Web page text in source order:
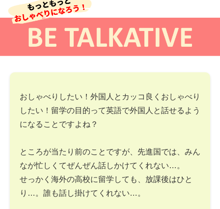
おしゃべりしたい！外国人とカッコ良くおしゃべり
したい！留学の目的って英語で外国人と話せるよう
になることですよね？
ところが当たり前のことですが、先進国では、みん
なが忙しくてぜんぜん話しかけてくれない…。
せっかく海外の高校に留学しても、放課後はひと
り…。誰も話し掛けてくれない…。